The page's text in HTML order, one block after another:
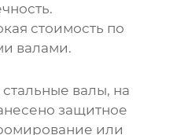
стоимость по
валами.
валы, на
защитное
или